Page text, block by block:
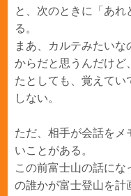
と、次のときに「あ
る。
まあ、カルテみたい
からだと思うんだけど
たとしても、覚えてい
しない。
ただ、相手が会話をメ
いことがある。
この前富士山の話にな
の誰かが富士登山を計